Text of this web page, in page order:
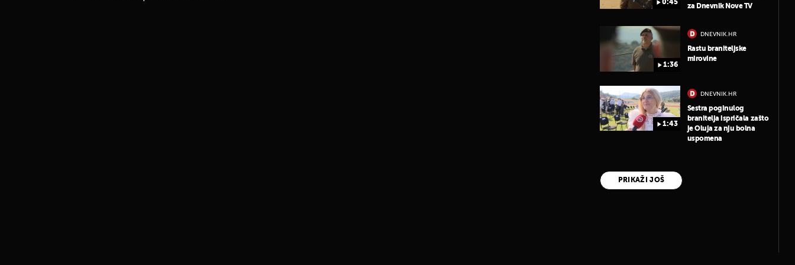
0:45
za Dnevnik Nove TV
1:36
DNEVNIK.HR
Rastu braniteljske
mirovine
1:43
DNEVNIK.HR
Sestra poginulog
branitelja ispričala zašto
je Oluja za nju bolna
uspomena
PRIKAŽI JOŠ